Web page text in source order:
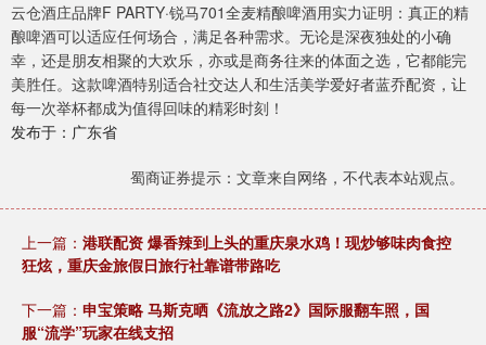
云仓酒庄品牌F PARTY·锐马701全麦精酿啤酒用实力证明：真正的精
酿啤酒可以适应任何场合，满足各种需求。无论是深夜独处的小确
幸，还是朋友相聚的大欢乐，亦或是商务往来的体面之选，它都能完
美胜任。这款啤酒特别适合社交达人和生活美学爱好者蓝乔配资，让
每一次举杯都成为值得回味的精彩时刻！
发布于：广东省
蜀商证券提示：文章来自网络，不代表本站观点。
上一篇： 港联配资 爆香辣到上头的重庆泉水鸡！现炒够味肉食控
狂炫，重庆金旅假日旅行社靠谱带路吃
下一篇： 申宝策略 马斯克晒《流放之路2》国际服翻车照，国
服“流学”玩家在线支招